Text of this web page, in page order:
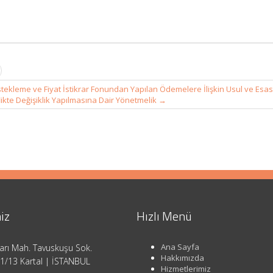
ve Fiyat İstikrar Fonundan Yapılan Ödemelere İlişkin Usul ve
Değişiklik Yapılmasına Dair Yönetmelik →
Mah. Tavuskuşu Sok.
13 Kartal | İSTANBUL
Hızlı Menü
Ana Sayfa
Hakkımızda
Hizmetlerimiz